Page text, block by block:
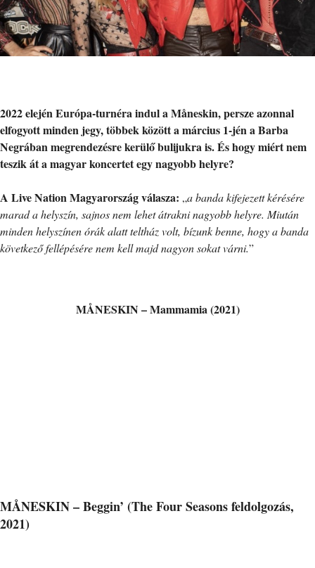
2022 elején Európa-turnéra indul aMåneskin, persze azonnal
elfogyott minden jegy, többek között a március 1-jén a Barba
Negrában megrendezésre kerülő bulijukra is. És hogy miért nem
teszik át a magyar koncertet egy nagyobb helyre?
A Live Nation Magyarország válasza: „a banda kifejezett kérésére
marad a helyszín, sajnos nem lehet átrakni nagyobb helyre. Miután
minden helyszínen órák alatt teltház volt, bízunk benne, hogy a banda
következő fellépésére nem kell majd nagyon sokat várni.”
MÅNESKIN – Mammamia (2021)
MÅNESKIN – Beggin’ (The Four Seasons feldolgozás,
2021)